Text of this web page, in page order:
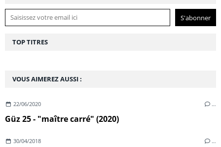
VOUS AIMEREZ AUSSI :
22/06/2020 …
Güz 25 - "maître carré" (2020)
30/04/2018 …
TOP TITRES